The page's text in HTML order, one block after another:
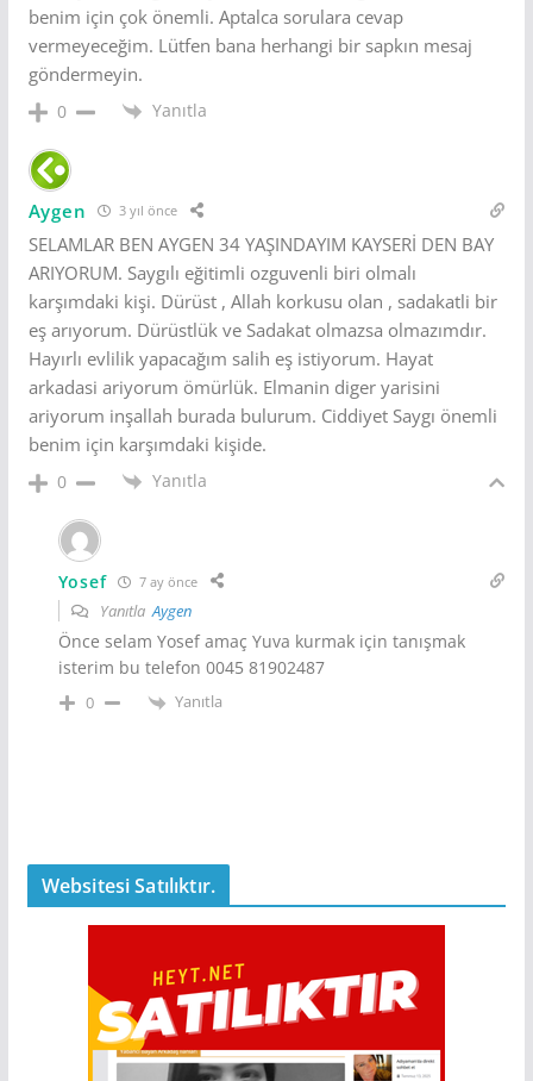
benim için çok önemli. Aptalca sorulara cevap
vermeyeceğim. Lütfen bana herhangi bir sapkın mesaj
göndermeyin.
0 Yanıtla
Aygen 3 yıl önce
SELAMLAR BEN AYGEN 34 YAŞINDAYIM KAYSERİ DEN BAY
ARIYORUM. Saygılı eğitimli ozguvenli biri olmalı
karşımdaki kişi. Dürüst , Allah korkusu olan , sadakatli bir
eş arıyorum. Dürüstlük ve Sadakat olmazsa olmazımdır.
Hayırlı evlilik yapacağım salih eş istiyorum. Hayat
arkadasi ariyorum ömürlük. Elmanin diger yarisini
ariyorum inşallah burada bulurum. Ciddiyet Saygı önemli
benim için karşımdaki kişide.
0 Yanıtla
Yosef 7 ay önce
YanıtlaAygen
Önce selam Yosef amaç Yuva kurmak için tanışmak
isterim bu telefon 0045 81902487
0 Yanıtla
Websitesi Satılıktır.